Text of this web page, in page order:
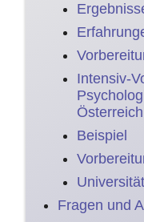
Intensiv-
Beispiel
Fragen und